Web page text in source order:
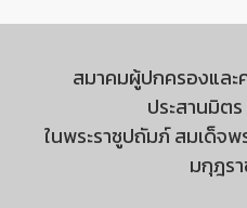
สมาคมผู้ปกครองและ
ประสานมิต
ในพระราชูปถัมภ์ สมเด็จพ
มกุฎร